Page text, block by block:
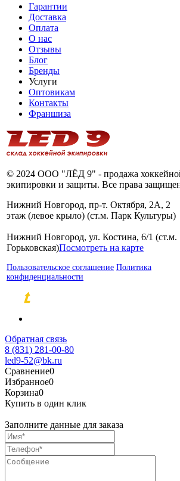
Гарантии
Доставка
Оплата
О нас
Отзывы
Блог
Бренды
Услуги
Оптовикам
Контакты
Франшиза
© 2024 ООО "ЛЁД 9" - продажа
экипировки и защиты. Все права
Нижний Новгород, пр-т. Октября, 2А, 2
этаж (левое крыло) (ст.м. Парк Культуры)
Нижний Новгород, ул. Костина, 6/1 (ст.м.
Горьковская)Посмотреть на карте
Пользовательское соглашение Политика
конфиденциальности
Обратная связь
8 (831) 281-00-80
led9-52@bk.ru
Сравнение0
Избранное0
Корзина0
Купить в один клик
Заполните данные для заказа